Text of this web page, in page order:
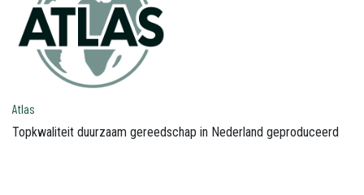
Atlas
Topkwaliteit duurzaam gereedschap in Nederland geproduceerd